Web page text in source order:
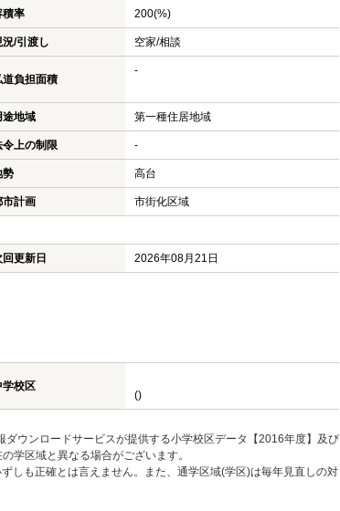
積率 200(%)
況/引渡し 空家/相談
道負担面積
-
途地域 第一種住居地域
令上の制限 -
勢 高台
市計画 市街化区域
回更新日
2026年08月21日
学校区
()
ウンロードサービスが提供する小学校区データ【2016年度】及び
学区域と異なる場合がございます。
しも正確とは言えません。また、通学区域(学区)は毎年見直しの対